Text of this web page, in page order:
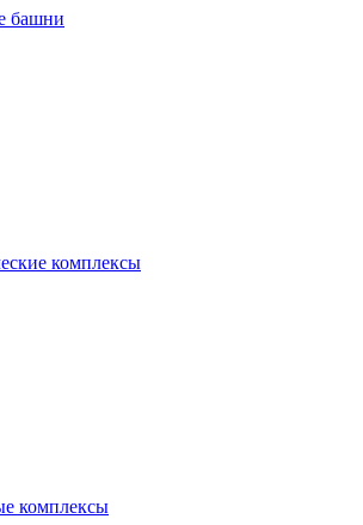
башни
комплексы
комплексы